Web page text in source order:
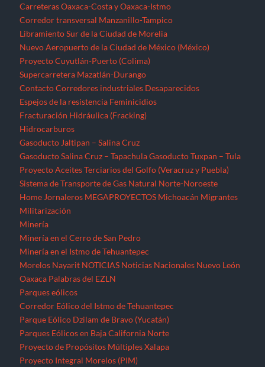
Carreteras Oaxaca-Costa y Oaxaca-Istmo
Corredor transversal Manzanillo-Tampico
Libramiento Sur de la Ciudad de Morelia
Nuevo Aeropuerto de la Ciudad de México (México)
Proyecto Cuyutlán-Puerto (Colima)
Supercarretera Mazatlán-Durango
Contacto Corredores industriales Desaparecidos
Espejos de la resistencia Feminicidios
Fracturación Hidráulica (Fracking)
Hidrocarburos
Gasoducto Jaltipan – Salina Cruz
Gasoducto Salina Cruz – Tapachula Gasoducto Tuxpan – Tula
Proyecto Aceites Terciarios del Golfo (Veracruz y Puebla)
Sistema de Transporte de Gas Natural Norte-Noroeste
Home Jornaleros MEGAPROYECTOS Michoacán Migrantes
Militarización
Minería
Minería en el Cerro de San Pedro
Minería en el Istmo de Tehuantepec
Morelos Nayarit NOTICIAS Noticias Nacionales Nuevo León
Oaxaca Palabras del EZLN
Parques eólicos
Corredor Eólico del Istmo de Tehuantepec
Parque Eólico Dzilam de Bravo (Yucatán)
Parques Eólicos en Baja California Norte
Proyecto de Propósitos Múltiples Xalapa
Proyecto Integral Morelos (PIM)